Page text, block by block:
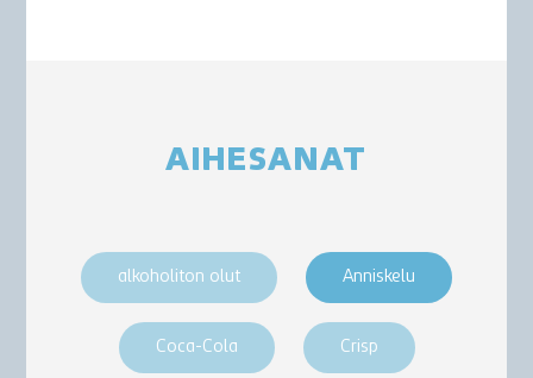
AIHESANAT
alkoholiton olut Anniskelu
Coca-Cola Crisp